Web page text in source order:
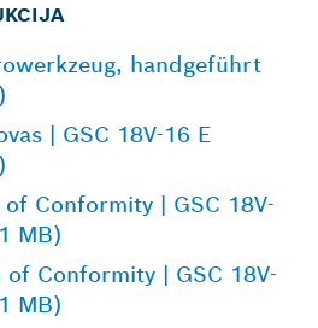
handgeführt
| GSC 18V-16 E
Conformity | GSC 18V-
MB)
Conformity | GSC 18V-
MB)